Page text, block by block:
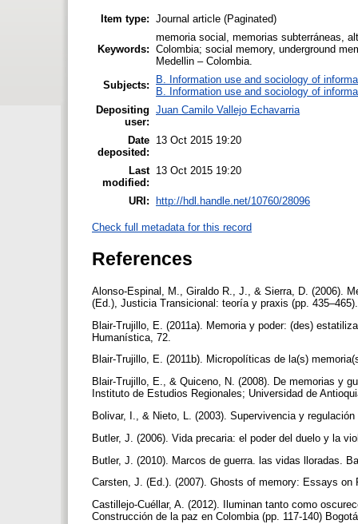
Item type: Journal article (Paginated)
Keywords:
memoria social, memorias subterráneas,
Colombia; social memory, underground
Medellin – Colombia.
Subjects:
B. Information use and sociology of
B. Information use and sociology of
Depositing
user:
Juan Camilo Vallejo Echavarria
Date
deposited:
13 Oct 2015 19:20
Last
modified:
13 Oct 2015 19:20
URI: http://hdl.handle.net/10760/28096
Check full metadata for this record
References
Alonso-Espinal, M., Giraldo R., J., & Sierra, D. (2006).
(Ed.), Justicia Transicional: teoría y praxis (pp.
Blair-Trujillo, E. (2011a). Memoria y poder: (des)
Humanística, 72.
Blair-Trujillo, E. (2011b). Micropolíticas de la(s)
Blair-Trujillo, E., & Quiceno, N. (2008). De memorias y
Instituto de Estudios Regionales; Universidad de
Bolivar, I., & Nieto, L. (2003). Supervivencia y
Butler, J. (2006). Vida precaria: el poder del duelo y la
Butler, J. (2010). Marcos de guerra. las vidas lloradas.
Carsten, J. (Ed.). (2007). Ghosts of memory: Essays
Castillejo-Cuéllar, A. (2012). Iluminan tanto como
Construcción de la paz en Colombia (pp. 117-140)